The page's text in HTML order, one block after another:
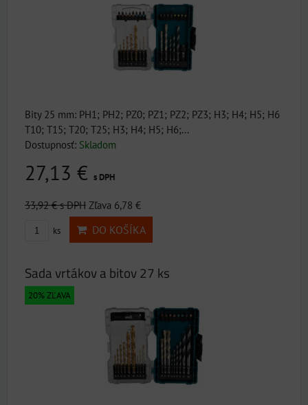
Bity 25 mm: PH1; PH2; PZ0; PZ1; PZ2; PZ3; H3; H4; H5; H6
T10; T15; T20; T25; H3; H4; H5; H6;...
Dostupnosť: Skladom
27,13 € s DPH
33,92 €s DPH Zľava 6,78 €
ks DO KOŠÍKA
Sada vrtákov a bitov 27 ks
20% ZĽAVA